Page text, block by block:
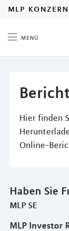
mlp konzern
menü
Hier finden
Online-
Haben Sie
MLP SE
MLP Investor